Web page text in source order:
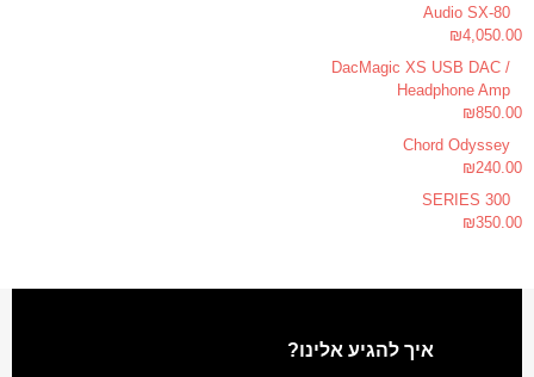
Audio SX-80
₪4,050.00
DacMagic XS USB DAC /
Headphone Amp
₪850.00
Chord Odyssey
₪240.00
300 SERIES
₪350.00
איך להגיע אלינו?